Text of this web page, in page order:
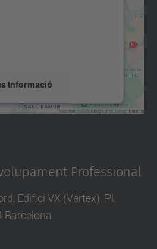
Informació
Accepta
Professional
Edifici VX (Vèrtex). Pl.
Barcelona